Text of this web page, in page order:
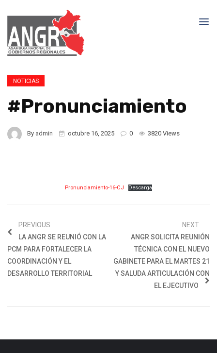
NOTICIAS
#Pronunciamiento
By admin octubre 16, 2025 0 3820 Views
Pronunciamiento-16-CJ Descarga
PREVIOUS
LA ANGR SE REUNIÓ CON LA
PCM PARA FORTALECER LA
COORDINACIÓN Y EL
DESARROLLO TERRITORIAL
NEXT
ANGR SOLICITA REUNIÓN
TÉCNICA CON EL NUEVO
GABINETE PARA EL MARTES 21
Y SALUDA ARTICULACIÓN CON
EL EJECUTIVO